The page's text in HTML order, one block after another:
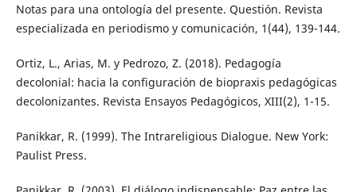
Notas para una ontología del presente. Questión. Revista
especializada en periodismo y comunicación, 1(44), 139-144.
Ortiz, L., Arias, M. y Pedrozo, Z. (2018). Pedagogía
decolonial: hacia la configuración de biopraxis pedagógicas
decolonizantes. Revista Ensayos Pedagógicos, XIII(2), 1-15.
Panikkar, R. (1999). The Intrareligious Dialogue. New York:
Paulist Press.